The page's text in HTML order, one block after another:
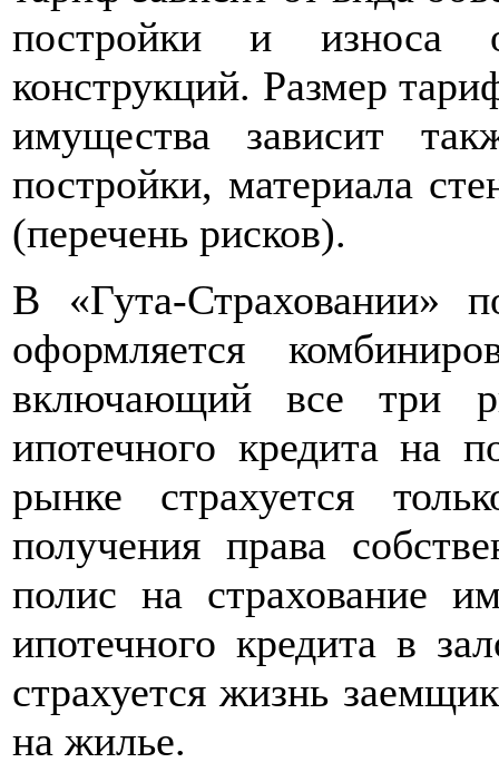
постройки и износа
конструкций. Размер
имущества зависит
постройки, материала
(перечень рисков).
В «Гута-Страховании»
оформляется
включающий все три
ипотечного кредита на
рынке страхуется
получения права
полис на страхование
ипотечного кредита в
страхуется жизнь
на жилье.